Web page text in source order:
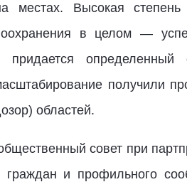
Высокая степень
в целом —
придается
получили
областей.
совет при
и профильного